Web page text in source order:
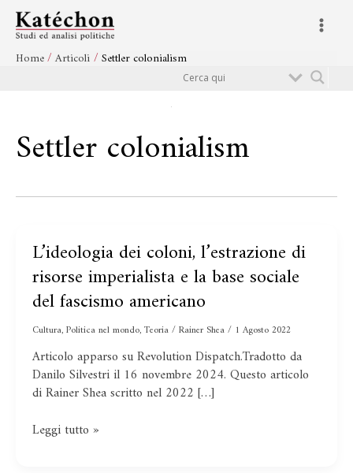
contenuto
Main
Home Articoli Settler colonialism
Settler colonialism
L’ideologia dei coloni, l’estrazione di
risorse imperialista e la base sociale
del fascismo americano
Cultura,Politica nel mondo,Teoria/Rainer Shea/ 1 Agosto 2022
Articolo apparso su Revolution Dispatch.Tradotto da
Danilo Silvestri il 16 novembre 2024. Questo articolo
di Rainer Shea scritto nel 2022 […]
L’ideologia
dei
coloni,
l’estrazione
di
risorse
imperialista
e
la
sociale
Leggi tutto »